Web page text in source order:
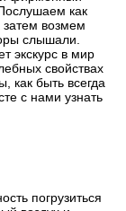
как
затем возмем
слышали.
экскурс в мир
свойствах
как быть всегда
с нами узнать
погрузиться